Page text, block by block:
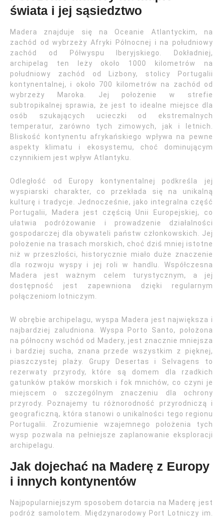
świata i jej sąsiedztwo
Madera znajduje się na Oceanie Atlantyckim, na
zachód od wybrzeży Afryki Północnej i na południowy
zachód od Półwyspu Iberyjskiego. Dokładniej,
archipelag ten leży około 1000 kilometrów na
południowy zachód od Lizbony, stolicy Portugalii
kontynentalnej, i około 700 kilometrów na zachód od
wybrzeży Maroka. Jej położenie w strefie
subtropikalnej sprawia, że jest to idealne miejsce dla
osób szukających ucieczki od ekstremalnych
temperatur, zarówno tych zimowych, jak i letnich.
Bliskość kontynentu afrykańskiego wpływa na pewne
aspekty klimatu i ekosystemu, choć dominującym
czynnikiem jest wpływ Atlantyku.
Odległość od Europy kontynentalnej podkreśla jej
wyspiarski charakter, co przekłada się na unikalną
kulturę i tradycje. Jednocześnie, jako integralna część
Portugalii, Madera jest częścią Unii Europejskiej, co
ułatwia podróżowanie i prowadzenie działalności
gospodarczej dla obywateli państw członkowskich. Jej
położenie na trasach morskich, choć dziś mniej istotne
niż w przeszłości, historycznie miało duże znaczenie
dla rozwoju wyspy i jej roli w handlu. Współczesna
Madera jest ważnym celem turystycznym, a jej
dostępność jest zapewniona dzięki regularnym
połączeniom lotniczym.
W obrębie archipelagu, wyspa Madera jest największa i
najbardziej zaludniona. Wyspa Porto Santo, położona
na północny wschód od Madery, jest znacznie mniejsza
i bardziej sucha, znana przede wszystkim z pięknej,
piaszczystej plaży. Grupy Desertas i Selvagens to
rezerwaty przyrody, które są domem dla rzadkich
gatunków ptaków morskich i fok mnichów, co czyni je
miejscem o szczególnym znaczeniu dla ochrony
przyrody. Poznajemy tu różnorodność przyrodniczą i
geograficzną, która stanowi o unikalności tego regionu
Portugalii. Zrozumienie wzajemnego położenia tych
wysp pozwala na pełniejsze zaplanowanie eksploracji
archipelagu.
Jak dojechać na Maderę z Europy
i innych kontynentów
Najpopularniejszym sposobem dotarcia na Maderę jest
podróż samolotem. Międzynarodowy Port Lotniczy im.